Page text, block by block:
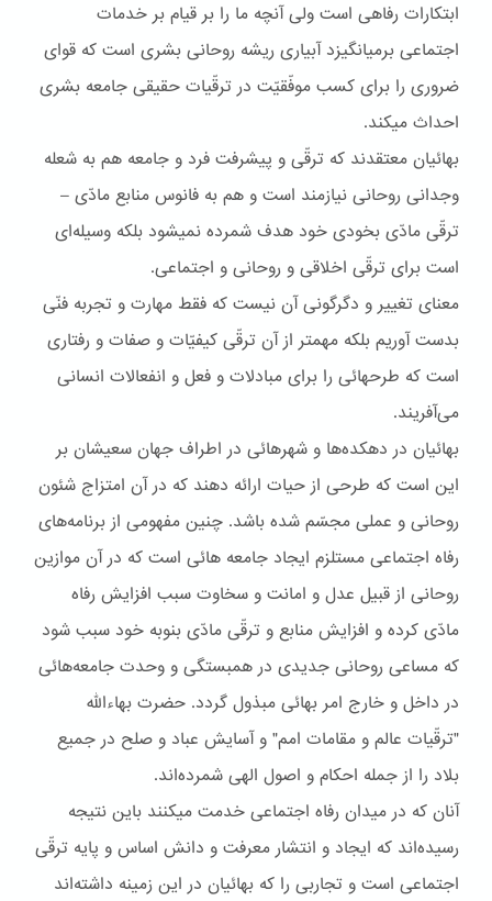
ابتکارات رفاهی است ولی آنچه ما را بر قيام بر خدمات
اجتماعی برميانگيزد آبياری ريشه روحانی بشری است که قوای
ضروری را برای کسب موفّقيّت در ترقّيات حقيقی جامعه بشری
احداث ميکند.
بهائيان معتقدند که ترقّی و پيشرفت فرد و جامعه هم به شعله
وجدانی روحانی نيازمند است و هم به فانوس منابع مادّی –
ترقّی مادّی بخودی خود هدف شمرده نميشود بلکه وسيله‌ای
است برای ترقّی اخلاقی و روحانی و اجتماعی.
معنای تغيير و دگرگونی آن نيست که فقط مهارت و تجربه فنّی
بدست آوريم بلکه مهمتر از آن ترقّی کيفيّات و صفات و رفتاری
است که طرحهائی را برای مبادلات و فعل و انفعالات انسانی
می‌آفريند.
بهائيان در دهکده‌ها و شهرهائی در اطراف جهان سعيشان بر
اين است که طرحی از حيات ارائه دهند که در آن امتزاج شئون
روحانی و عملی مجسّم شده باشد. چنين مفهومی از برنامه‌های
رفاه اجتماعی مستلزم ايجاد جامعه هائی است که در آن موازين
روحانی از قبيل عدل و امانت و سخاوت سبب افزايش رفاه
مادّی کرده و افزايش منابع و ترقّی مادّی بنوبه خود سبب شود
که مساعی روحانی جديدی در همبستگی و وحدت جامعه‌هائی
در داخل و خارج امر بهائی مبذول گردد. حضرت بهاءاللّه
"ترقّيات عالم و مقامات امم" و آسايش عباد و صلح در جميع
بلاد را از جمله احکام و اصول الهی شمرده‌اند.
آنان که در ميدان رفاه اجتماعی خدمت ميکنند باين نتيجه
رسيده‌اند که ايجاد و انتشار معرفت و دانش اساس و پايه ترقّی
اجتماعی است و تجاربی را که بهائيان در اين زمينه داشته‌اند